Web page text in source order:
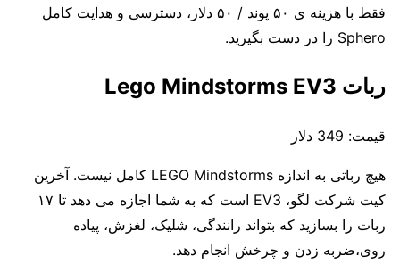
فقط با هزینه ی ۵۰ پوند / ۵۰ دلار، دسترسی و هدایت کامل
Sphero را در دست بگیرید.
ربات Lego Mindstorms EV3
قیمت:
هیچ رباتی به اندازه LEGO Mindstorms کامل نیست. آخرین
کیت شرکت لگو، EV3 است که به شما اجازه می دهد تا ۱۷
ربات را بسازید که بتواند رانندگی، شلیک، لغزش، پیاده
روی،ضربه زدن و چرخش انجام دهد.